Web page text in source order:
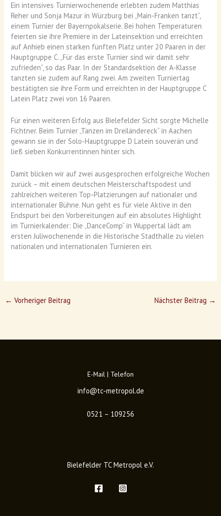
Ein intensives Turnierwochenende erlebten zudem Matthias
Reher und Sonja Mazur in Würzburg bei „Main-Franken tanzt“,
einem Turnier der Bayernpokalserie. Bei hohen Temperaturen
feierten sie ihre Premiere in der Lateinsektion und erreichten
auf Anhieb einen starken fünften Platz unter 20 Paaren in der
Hauptgruppe C. „Für das erste Turnier sind wir damit sehr
zufrieden“, so das Paar. In der Standardsektion der A-Klasse
tanzten sie zudem auf Rang zwei. Am zweiten Turniertag
bestätigten sie ihre Form und erreichten in der Hauptgruppe C
Latein Platz zwei von 16 Paaren.
Für einen weiteren Erfolg aus Bielefelder Sicht sorgte Michelle
Fichtner. Beim Turnier „Tanzen im Dreiländereck“ in Aachen
gewann sie in der Solo-Hauptgruppe D Latein souverän und
ließ sieben Konkurrentinnen hinter sich.
Damit blicken wir auf zwei ausgesprochen erfolgreiche Wochen
zurück – mit einem deutschen Meisterschaftspodest und
zahlreichen weiteren Top-Platzierungen auf nationaler und
internationaler Bühne. Nun geht es für viele Aktive in den
Endspurt bei den Vorbereitungen auf ein absolutes Highlight
im Turnierkalender: Die „DanceComp“ in Wuppertal lädt am
ersten Juliwochenende in die Historische Stadthalle zu vielen
nationalen und internationalen Turnieren ein.
← Vorheriger Beitrag Nächster Beitrag →
E-Mail | Telefon
info@tc-metropol.de
0521 – 109256
Bielefelder TC Metropol e.V.